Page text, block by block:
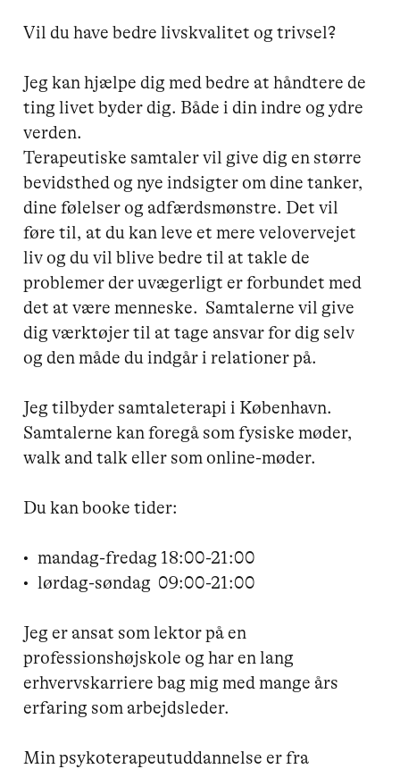
Vil du have bedre livskvalitet og trivsel?
Jeg kan hjælpe dig med bedre at håndtere de
ting livet byder dig. Både i din indre og ydre
verden.
Terapeutiske samtaler vil give dig en større
bevidsthed og nye indsigter om dine tanker,
dine følelser og adfærdsmønstre. Det vil
føre til, at du kan leve et mere velovervejet
liv og du vil blive bedre til at takle de
problemer der uvægerligt er forbundet med
det at være menneske.  Samtalerne vil give
dig værktøjer til at tage ansvar for dig selv
og den måde du indgår i relationer på.
Jeg tilbyder samtaleterapi i København.
Samtalerne kan foregå som fysiske møder,
walk and talk eller som online-møder.
Du kan booke tider:
•	mandag-fredag 18:00-21:00
•	lørdag-søndag  09:00-21:00
Jeg er ansat som lektor på en
professionshøjskole og har en lang
erhvervskarriere bag mig med mange års
erfaring som arbejdsleder.
Min psykoterapeutuddannelse er fra